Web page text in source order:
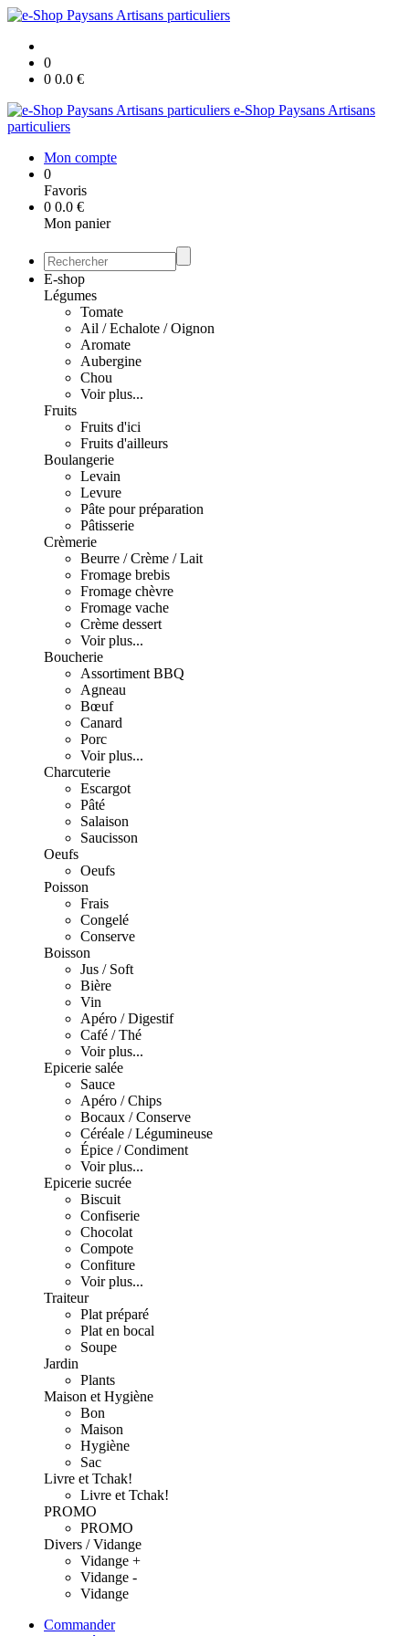
0
0 0.0 €
e-Shop Paysans Artisans
particuliers
Mon compte
0
Favoris
0 0.0 €
Mon panier
E-shop
Légumes
Tomate
Ail / Echalote / Oignon
Aromate
Aubergine
Chou
Voir plus...
Fruits
Fruits d'ici
Fruits d'ailleurs
Boulangerie
Levain
Levure
Pâte pour préparation
Pâtisserie
Crèmerie
Beurre / Crème / Lait
Fromage brebis
Fromage chèvre
Fromage vache
Crème dessert
Voir plus...
Boucherie
Assortiment BBQ
Agneau
Bœuf
Canard
Porc
Voir plus...
Charcuterie
Escargot
Pâté
Salaison
Saucisson
Oeufs
Oeufs
Poisson
Frais
Congelé
Conserve
Boisson
Jus / Soft
Bière
Vin
Apéro / Digestif
Café / Thé
Voir plus...
Epicerie salée
Sauce
Apéro / Chips
Bocaux / Conserve
Céréale / Légumineuse
Épice / Condiment
Voir plus...
Epicerie sucrée
Biscuit
Confiserie
Chocolat
Compote
Confiture
Voir plus...
Traiteur
Plat préparé
Plat en bocal
Soupe
Jardin
Plants
Maison et Hygiène
Bon
Maison
Hygiène
Sac
Livre et Tchak!
Livre et Tchak!
PROMO
PROMO
Divers / Vidange
Vidange +
Vidange -
Vidange
Commander